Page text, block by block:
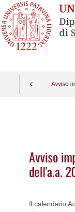
Avviso
Avviso
dell'a.a.
Il calendario